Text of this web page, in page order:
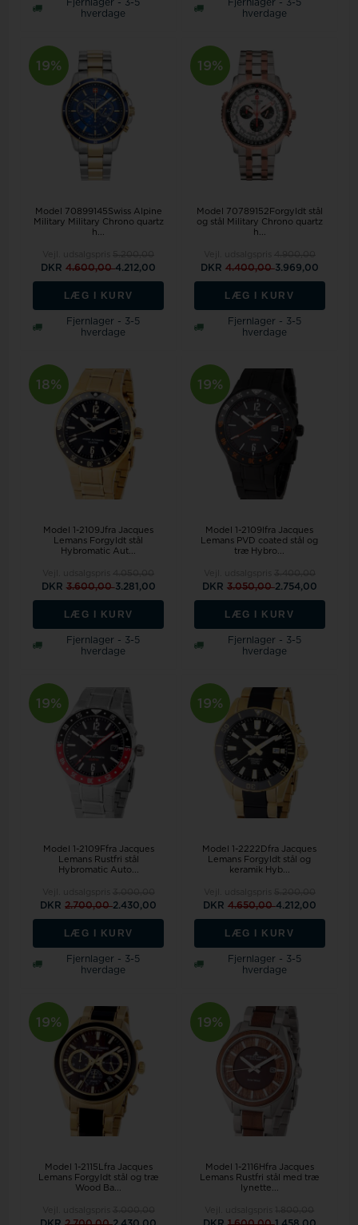
Fjernlager - 3-5
hverdage
Fjernlager - 3-5
hverdage
19%
Model 70899145Swiss Alpine
Military Military Chrono quartz
h...
DKR4.600,004.212,00
LÆG I KURV
Fjernlager - 3-5
hverdage
19%
Model 70789152Forgyldt stål
og stål Military Chrono quartz
h...
DKR 4.400,003.969,00
LÆG I KURV
Fjernlager - 3-5
hverdage
18%
Model 1-2109Jfra Jacques
Lemans Forgyldt stål
Hybromatic Aut...
DKR 3.600,003.281,00
LÆG I KURV
Fjernlager - 3-5
hverdage
19%
Model 1-2109Ifra Jacques
Lemans PVD coated stål og
træ Hybro...
DKR 3.050,002.754,00
LÆG I KURV
Fjernlager - 3-5
hverdage
19%
Model 1-2109Ffra Jacques
Lemans Rustfri stål
Hybromatic Auto...
DKR2.700,002.430,00
LÆG I KURV
Fjernlager - 3-5
hverdage
19%
Model 1-2222Dfra Jacques
Lemans Forgyldt stål og
keramik Hyb...
DKR 4.650,004.212,00
LÆG I KURV
Fjernlager - 3-5
hverdage
19%
Model 1-2115Lfra Jacques
Lemans Forgyldt stål og træ
Wood Ba...
19%
Model 1-2116Hfra Jacques
Lemans Rustfri stål med træ
lynette...